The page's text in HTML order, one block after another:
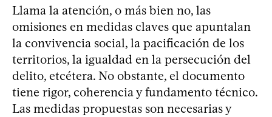
Llama la atención, o más bien no, las
omisiones en medidas claves que apuntalan
la convivencia social, la pacificación de los
territorios, la igualdad en la persecución del
delito, etcétera. No obstante, el documento
tiene rigor, coherencia y fundamento técnico.
Las medidas propuestas son necesarias y